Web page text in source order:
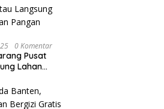
Kepolisian
Selatan
0 Komentar
Pusat
Lahan